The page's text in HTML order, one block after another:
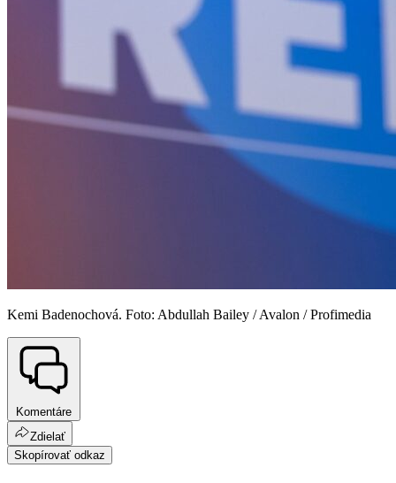
Kemi Badenochová. Foto: Abdullah Bailey / Avalon / Profimedia
Komentáre
Zdielať
Skopírovať odkaz